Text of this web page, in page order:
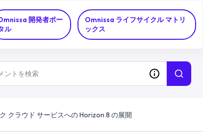
開発者ポー
ル
Omnissa ライフサイクル マトリ
ックス
クラウド サービスへの Horizon 8 の展開